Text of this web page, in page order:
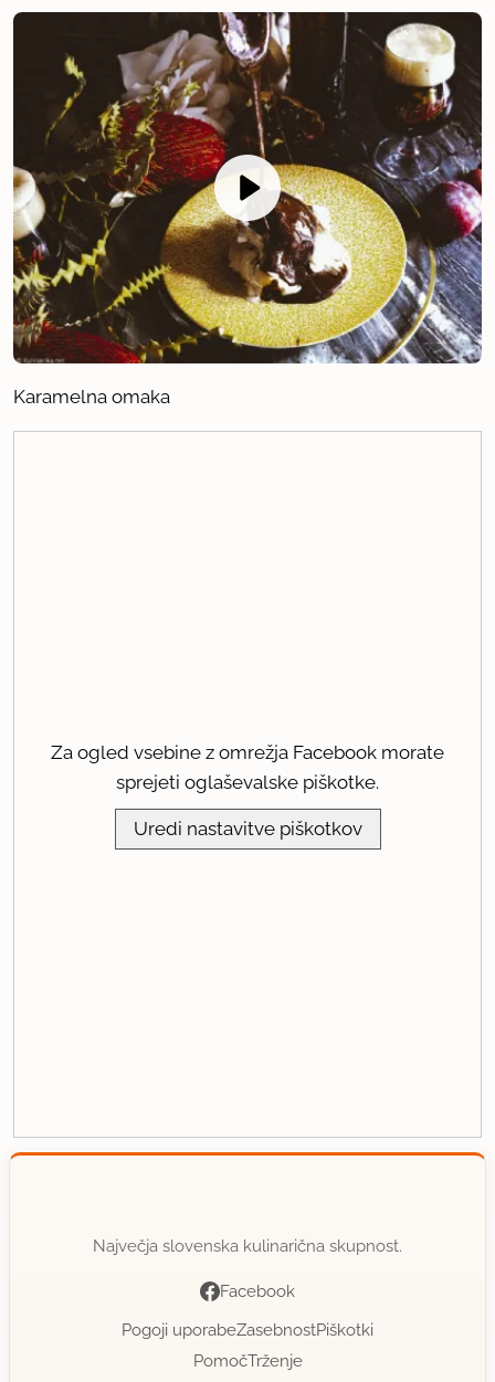
Karamelna omaka
Za ogled vsebine z omrežja Facebook morate
sprejeti oglaševalske piškotke.
Uredi nastavitve piškotkov
Največja slovenska kulinarična skupnost.
Facebook
Pogoji uporabeZasebnostPiškotki
PomočTrženje